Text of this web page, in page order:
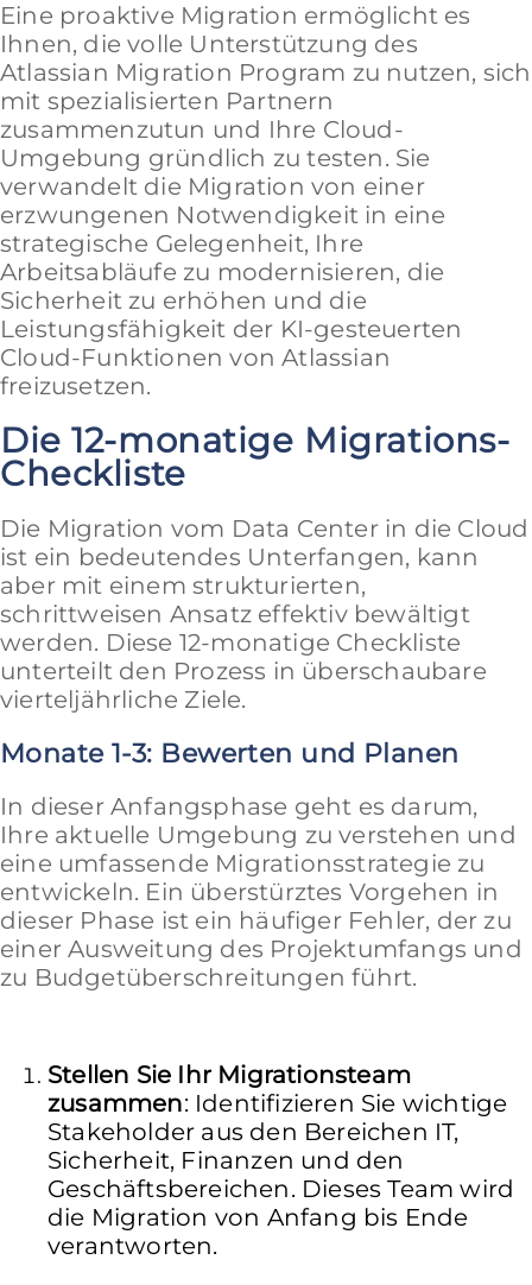
Eine proaktive Migration ermöglicht es
Ihnen, die volle Unterstützung des
Atlassian Migration Program zu nutzen, sich
mit spezialisierten Partnern
zusammenzutun und Ihre Cloud-
Umgebung gründlich zu testen. Sie
verwandelt die Migration von einer
erzwungenen Notwendigkeit in eine
strategische Gelegenheit, Ihre
Arbeitsabläufe zu modernisieren, die
Sicherheit zu erhöhen und die
Leistungsfähigkeit der KI-gesteuerten
Cloud-Funktionen von Atlassian
freizusetzen.
Die 12-monatige Migrations-
Checkliste
Die Migration vom Data Center in die Cloud
ist ein bedeutendes Unterfangen, kann
aber mit einem strukturierten,
schrittweisen Ansatz effektiv bewältigt
werden. Diese 12-monatige Checkliste
unterteilt den Prozess in überschaubare
vierteljährliche Ziele.
Monate 1-3: Bewerten und Planen
In dieser Anfangsphase geht es darum,
Ihre aktuelle Umgebung zu verstehen und
eine umfassende Migrationsstrategie zu
entwickeln. Ein überstürztes Vorgehen in
dieser Phase ist ein häufiger Fehler, der zu
einer Ausweitung des Projektumfangs und
zu Budgetüberschreitungen führt.
Stellen Sie Ihr Migrationsteam
zusammen: Identifizieren Sie wichtige
Stakeholder aus den Bereichen IT,
Sicherheit, Finanzen und den
Geschäftsbereichen. Dieses Team wird
die Migration von Anfang bis Ende
verantworten.